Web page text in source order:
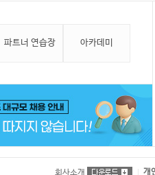
파트너 연습장 아카데미
회사소개 개